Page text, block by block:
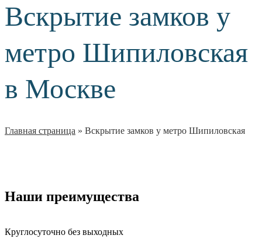
Вскрытие замков у
метро Шипиловская
в Москве
Главная страница » Вскрытие замков у метро Шипиловская
Наши преимущества
Круглосуточно без выходных